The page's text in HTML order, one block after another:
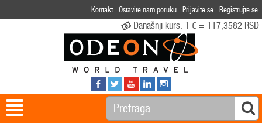
Kontakt Ostavite nam poruku Prijavite se Registrujte se
Današnji kurs: 1 € = 117,3582 RSD